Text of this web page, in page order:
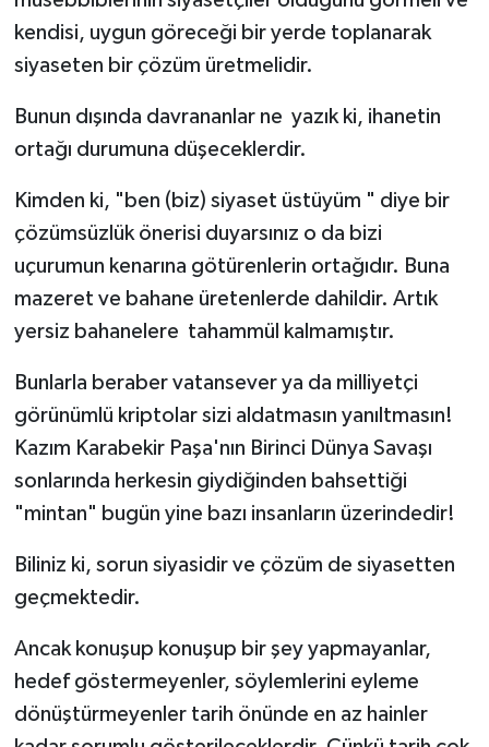
kendisi, uygun göreceği bir yerde toplanarak
siyaseten bir çözüm üretmelidir.
Bunun dışında davrananlar ne yazık ki, ihanetin
ortağı durumuna düşeceklerdir.
Kimden ki, "ben (biz) siyaset üstüyüm " diye bir
çözümsüzlük önerisi duyarsınız o da bizi
uçurumun kenarına götürenlerin ortağıdır. Buna
mazeret ve bahane üretenlerde dahildir. Artık
yersiz bahanelere tahammül kalmamıştır.
Bunlarla beraber vatansever ya da milliyetçi
görünümlü kriptolar sizi aldatmasın yanıltmasın!
Kazım Karabekir Paşa'nın Birinci Dünya Savaşı
sonlarında herkesin giydiğinden bahsettiği
"mintan" bugün yine bazı insanların üzerindedir!
Biliniz ki, sorun siyasidir ve çözüm de siyasetten
geçmektedir.
Ancak konuşup konuşup bir şey yapmayanlar,
hedef göstermeyenler, söylemlerini eyleme
dönüştürmeyenler tarih önünde en az hainler